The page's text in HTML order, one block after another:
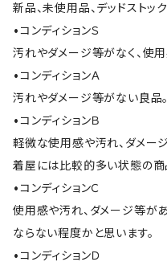
新品、未使用品、デッドストッ
•コンディションＳ
汚れやダメージ等がなく、使
•コンディションＡ
汚れやダメージ等がない良品。
•コンディションＢ
軽微な使用感や汚れ、ダメー
着屋には比較的多い状態の商
•コンディションＣ
使用感や汚れ、ダメージ等が
ならない程度かと思います。
•コンディションＤ